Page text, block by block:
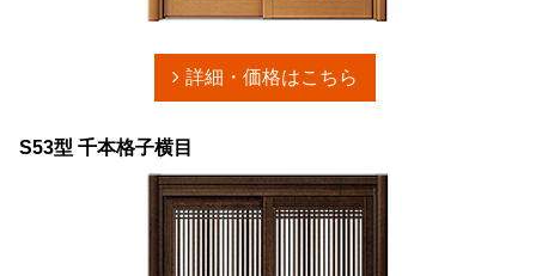
詳細・価格はこちら
S53型 千本格子横目